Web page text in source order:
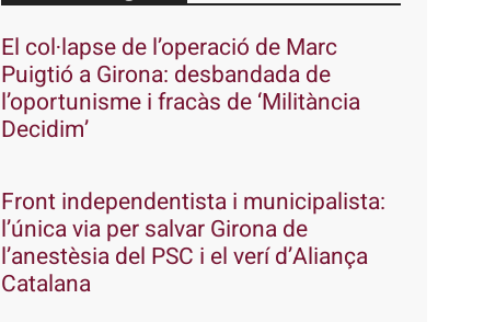
El col·lapse de l’operació de Marc
Puigtió a Girona: desbandada de
l’oportunisme i fracàs de ‘Militància
Decidim’
Front independentista i municipalista:
l’única via per salvar Girona de
l’anestèsia del PSC i el verí d’Aliança
Catalana